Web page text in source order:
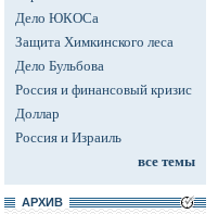
Дело ЮКОСа
Защита Химкинского леса
Дело Бульбова
Россия и финансовый кризис
Доллар
Россия и Израиль
все темы
АРХИВ